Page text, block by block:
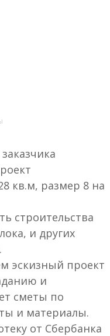
кв.м, размер 8 на
строительства
и других
эскизный проект
и
сметы по
и материалы.
от Сбербанка